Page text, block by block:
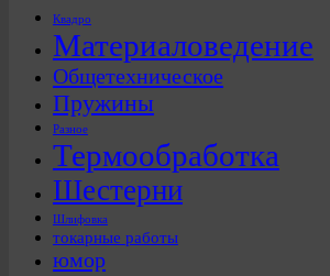
Квадро
Материаловедение
Общетехническое
Пружины
Разное
Термообработка
Шестерни
Шлифовка
токарные работы
юмор